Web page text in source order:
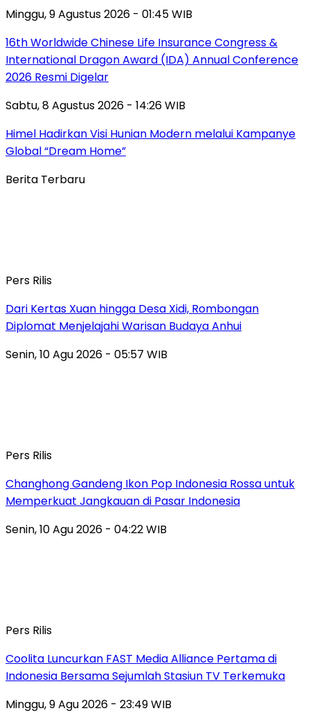
Minggu, 9 Agustus 2026 - 01:45 WIB
16th Worldwide Chinese Life Insurance Congress &
International Dragon Award (IDA) Annual Conference
2026 Resmi Digelar
Sabtu, 8 Agustus 2026 - 14:26 WIB
Himel Hadirkan Visi Hunian Modern melalui Kampanye
Global “Dream Home”
Berita Terbaru
Pers Rilis
Dari Kertas Xuan hingga Desa Xidi, Rombongan
Diplomat Menjelajahi Warisan Budaya Anhui
Senin, 10 Agu 2026 - 05:57 WIB
Pers Rilis
Changhong Gandeng Ikon Pop Indonesia Rossa untuk
Memperkuat Jangkauan di Pasar Indonesia
Senin, 10 Agu 2026 - 04:22 WIB
Pers Rilis
Coolita Luncurkan FAST Media Alliance Pertama di
Indonesia Bersama Sejumlah Stasiun TV Terkemuka
Minggu, 9 Agu 2026 - 23:49 WIB